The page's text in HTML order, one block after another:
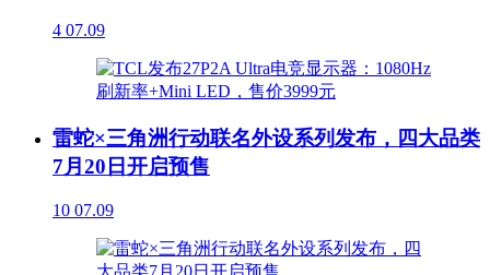
4 07.09
雷蛇×三角洲行动联名外设系列发布，四大品类
7月20日开启预售
10 07.09